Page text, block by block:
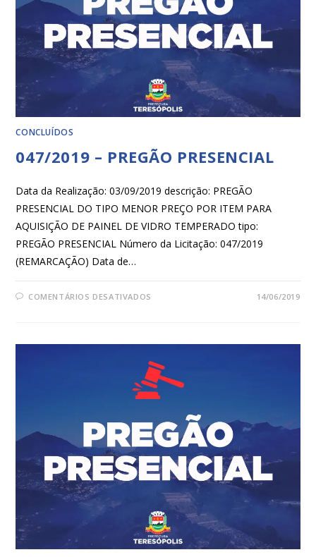
CONCLUÍDOS
047/2019 – PREGÃO PRESENCIAL
Data da Realização: 03/09/2019 descrição: PREGÃO
PRESENCIAL DO TIPO MENOR PREÇO POR ITEM PARA
AQUISIÇÃO DE PAINEL DE VIDRO TEMPERADO tipo:
PREGÃO PRESENCIAL Número da Licitação: 047/2019
(REMARCAÇÃO) Data de…
COMENTÁRIOS DESATIVADOS 14/06/2019